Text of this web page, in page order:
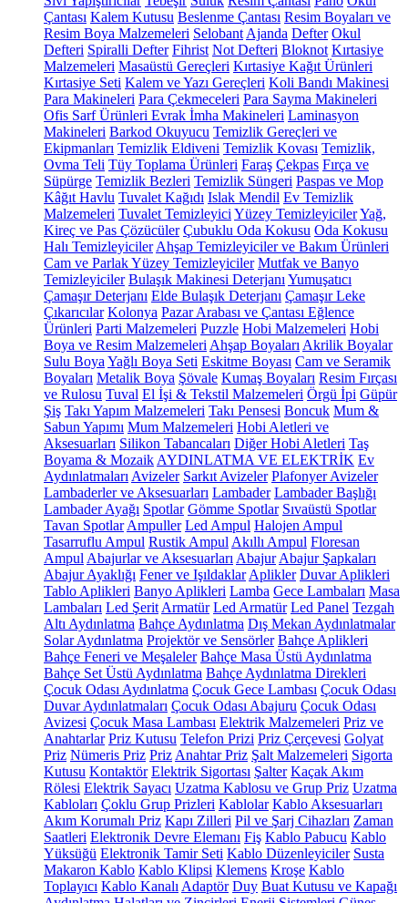
Çantası Kalem Kutusu Beslenme Çantası Resim Boyaları ve
Resim Boya Malzemeleri Selobant Ajanda Defter Okul
Defteri Spiralli Defter Fihrist Not Defteri Bloknot Kırtasiye
Malzemeleri Masaüstü Gereçleri Kırtasiye Kağıt Ürünleri
Kırtasiye Seti Kalem ve Yazı Gereçleri Koli Bandı Makinesi
Para Makineleri Para Çekmeceleri Para Sayma Makineleri
Ofis Sarf Ürünleri Evrak İmha Makineleri Laminasyon
Makineleri Barkod Okuyucu Temizlik Gereçleri ve
Ekipmanları Temizlik Eldiveni Temizlik Kovası Temizlik,
Ovma Teli Tüy Toplama Ürünleri Faraş Çekpas Fırça ve
Süpürge Temizlik Bezleri Temizlik Süngeri Paspas ve Mop
Kâğıt Havlu Tuvalet Kağıdı Islak Mendil Ev Temizlik
Malzemeleri Tuvalet Temizleyici Yüzey TemizleyicilerYağ,
Kireç ve Pas Çözücüler Çubuklu Oda Kokusu Oda Kokusu
Halı Temizleyiciler Ahşap Temizleyiciler ve Bakım Ürünleri
Cam ve Parlak Yüzey Temizleyiciler Mutfak ve Banyo
Temizleyiciler Bulaşık Makinesi Deterjanı Yumuşatıcı
Çamaşır Deterjanı Elde Bulaşık Deterjanı Çamaşır Leke
Çıkarıcılar Kolonya Pazar Arabası ve Çantası Eğlence
Ürünleri Parti Malzemeleri Puzzle Hobi Malzemeleri Hobi
Boya ve Resim Malzemeleri Ahşap Boyaları Akrilik Boyalar
Sulu Boya Yağlı Boya Seti Eskitme Boyası Cam ve Seramik
Boyaları Metalik Boya Şövale Kumaş Boyaları Resim Fırçası
ve Rulosu Tuval El İşi & Tekstil Malzemeleri Örgü İpi Güpür
Şiş Takı Yapım Malzemeleri Takı Pensesi Boncuk Mum &
Sabun Yapımı Mum Malzemeleri Hobi Aletleri ve
Aksesuarları Silikon Tabancaları Diğer Hobi Aletleri Taş
Boyama & Mozaik AYDINLATMA VE ELEKTRİK Ev
Aydınlatmaları Avizeler Sarkıt Avizeler Plafonyer Avizeler
Lambaderler ve Aksesuarları Lambader Lambader Başlığı
Lambader Ayağı Spotlar Gömme Spotlar Sıvaüstü Spotlar
Tavan Spotlar Ampuller Led Ampul Halojen Ampul
Tasarruflu Ampul Rustik Ampul Akıllı Ampul Floresan
Ampul Abajurlar ve Aksesuarları Abajur Abajur Şapkaları
Abajur Ayaklığı Fener ve Işıldaklar Aplikler Duvar Aplikleri
Tablo Aplikleri Banyo Aplikleri Lamba Gece Lambaları Masa
Lambaları Led Şerit Armatür Led Armatür Led Panel Tezgah
Altı Aydınlatma Bahçe Aydınlatma Dış Mekan Aydınlatmalar
Solar Aydınlatma Projektör ve Sensörler Bahçe Aplikleri
Bahçe Feneri ve Meşaleler Bahçe Masa Üstü Aydınlatma
Bahçe Set Üstü Aydınlatma Bahçe Aydınlatma Direkleri
Çocuk Odası Aydınlatma Çocuk Gece Lambası Çocuk Odası
Duvar Aydınlatmaları Çocuk Odası Abajuru Çocuk Odası
Avizesi Çocuk Masa Lambası Elektrik Malzemeleri Priz ve
Anahtarlar Priz Kutusu Telefon Prizi Priz Çerçevesi Golyat
Priz Nümeris Priz Priz Anahtar Priz Şalt Malzemeleri Sigorta
Kutusu Kontaktör Elektrik Sigortası Şalter Kaçak Akım
Rölesi Elektrik Sayacı Uzatma Kablosu ve Grup Priz Uzatma
Kabloları Çoklu Grup Prizleri Kablolar Kablo Aksesuarları
Akım Korumalı Priz Kapı Zilleri Pil ve Şarj Cihazları Zaman
Saatleri Elektronik Devre Elemanı Fiş Kablo Pabucu Kablo
Yüksüğü Elektronik Tamir Seti Kablo Düzenleyiciler Susta
Makaron Kablo Kablo Klipsi Klemens Kroşe Kablo
Toplayıcı Kablo Kanalı Adaptör Duy Buat Kutusu ve Kapağı